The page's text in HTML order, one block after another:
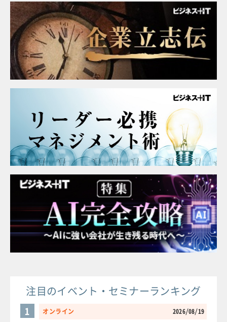
注目のイベント・セミナーランキング
オンライン 2026/08/19
1